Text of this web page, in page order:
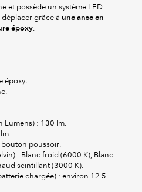
et possède un système LED
grâce à une anse en
époxy.
époxy.
Lumens) : 130 lm.
bouton poussoir.
: Blanc froid (6000 K), Blanc
scintillant (3000 K).
chargée) : environ 12.5